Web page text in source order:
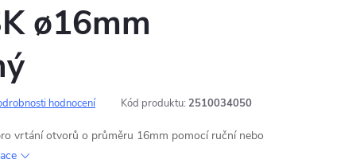
ø16mm
hodnocení Kód produktu: 2510034050
vrtání otvorů o průměru 16mm pomocí ruční nebo